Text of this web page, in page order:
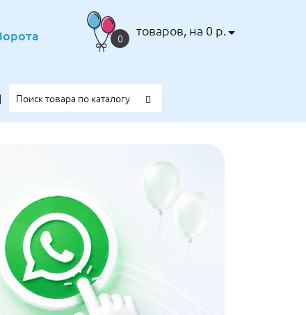
0 товаров, на 0 р.